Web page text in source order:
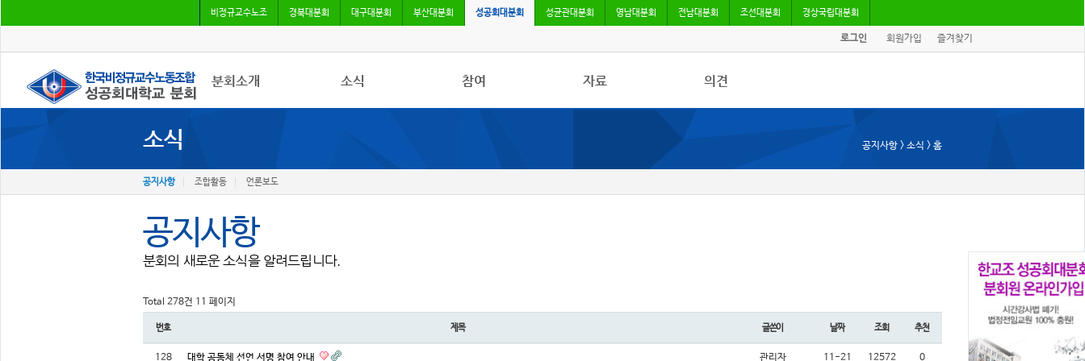
비정규교수노조 경북대분회 대구대분회 부산대분회 성공회대분회 성균관대분회 영남대분회 전남대분회 조선대분회 경상국립대분회
로그인 회원가입 즐겨찾기
분회소개
조합원가입
소식 참여 자료 의견
소식 공지사항 > 소식 > 홈
공지사항 조합활동 언론보도
공지사항
분회의 새로운 소식을 알려드립니다.
Total 278건 11 페이지
번호 제목 글쓴이 날짜 조회 추천
128 대학 공동체 선언 서명 참여 안내 관리자 11-21 12572 0